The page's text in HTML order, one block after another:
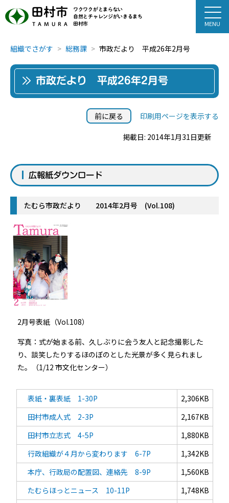
田村市
TAMURA
ワクワクがとまらない
自然とチャレンジがいきるまち
田村市
組織でさがす 総務課 市政だより 平成26年2月号
市政だより 平成26年2月号
前に戻る 印刷用ページを表示する
掲載日: 2014年1月31日更新
広報紙ダウンロード
たむら市政だより 2014年2月号 (Vol.108)
2月号表紙（Vol.108）
写真：式が始まる前、久しぶりに会う友人と記念撮影した
り、談笑したりするほのぼのとした光景が多く見られまし
た。（1/12 市文化センター）
表紙・裏表紙 1-30P
2,306KB
田村市成人式 2-3P
2,167KB
田村市立志式 4-5P
1,880KB
行政組織が４月から変わります 6-7P
1,342KB
本庁、行政局の配置図、連絡先 8-9P
1,560KB
たむらほっとニュース 10-11P
1,748KB